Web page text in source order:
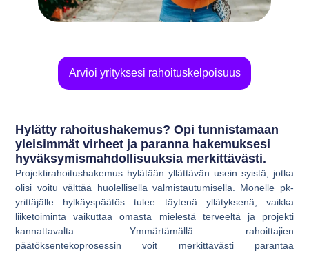
Arvioi yrityksesi rahoituskelpoisuus
Hylätty rahoitushakemus? Opi tunnistamaan
yleisimmät virheet ja paranna hakemuksesi
hyväksymismahdollisuuksia merkittävästi.
Projektirahoitushakemus hylätään yllättävän usein syistä, jotka
olisi voitu välttää huolellisella valmistautumisella. Monelle pk-
yrittäjälle hylkäyspäätös tulee täytenä yllätyksenä, vaikka
liiketoiminta vaikuttaa omasta mielestä terveeltä ja projekti
kannattavalta. Ymmärtämällä rahoittajien
päätöksentekoprosessin voit merkittävästi parantaa